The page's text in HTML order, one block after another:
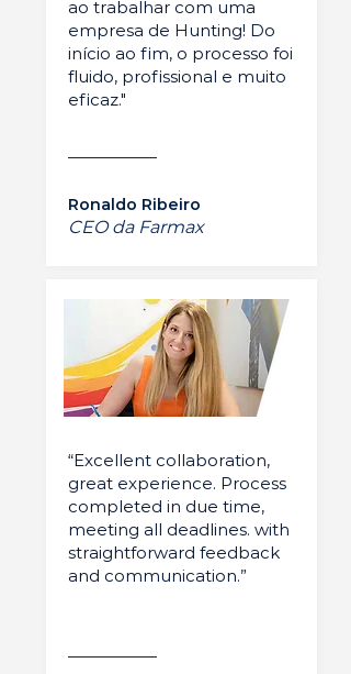
ao trabalhar com uma
empresa de Hunting! Do
início ao fim, o processo foi
fluido, profissional e muito
eficaz."
Ronaldo Ribeiro
CEO da Farmax
“Excellent collaboration,
great experience. Process
completed in due time,
meeting all deadlines. with
straightforward feedback
and communication.”